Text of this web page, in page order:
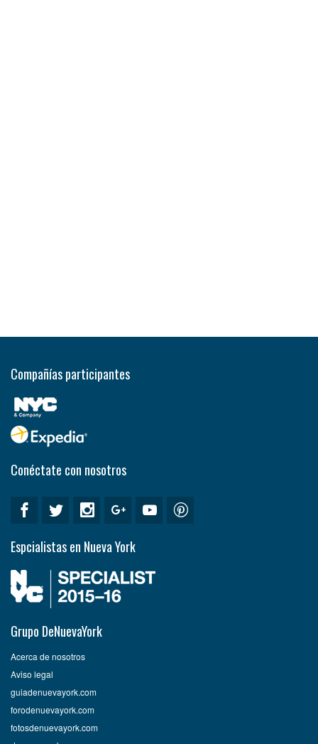
Compañías participantes
Conéctate con nosotros
Espcialistas en Nueva York
Grupo DeNuevaYork
Acerca de nosotros
Aviso legal
guiadenuevayork.com
forodenuevayork.com
fotosdenuevayork.com